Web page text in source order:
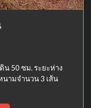
น 50 ซม. ระยะห่าง
นามจำนวน 3 เส้น